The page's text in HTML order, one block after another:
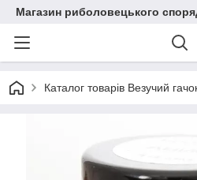
Магазин риболовецького
Каталог товарів Везучий